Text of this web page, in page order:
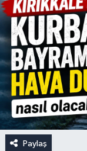
Paylaş